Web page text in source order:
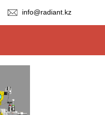
info@radiant.kz